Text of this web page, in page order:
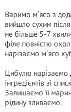
Варимо мʼясо з
вийшло сухим
не більше 5-7
філе повністю
нарізаємо мʼясо
Цибулю нарізаємо
інгредієнтів зі
Залишаємо її
рідину зливаємо.